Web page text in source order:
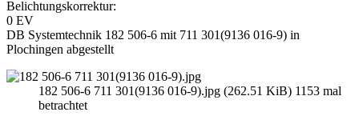
Belichtungskorrektur:
0 EV
DB Systemtechnik 182 506-6 mit 711 301(9136 016-9) in
Plochingen abgestellt
182 506-6 711 301(9136 016-9).jpg (262.51 KiB) 1153 mal
betrachtet